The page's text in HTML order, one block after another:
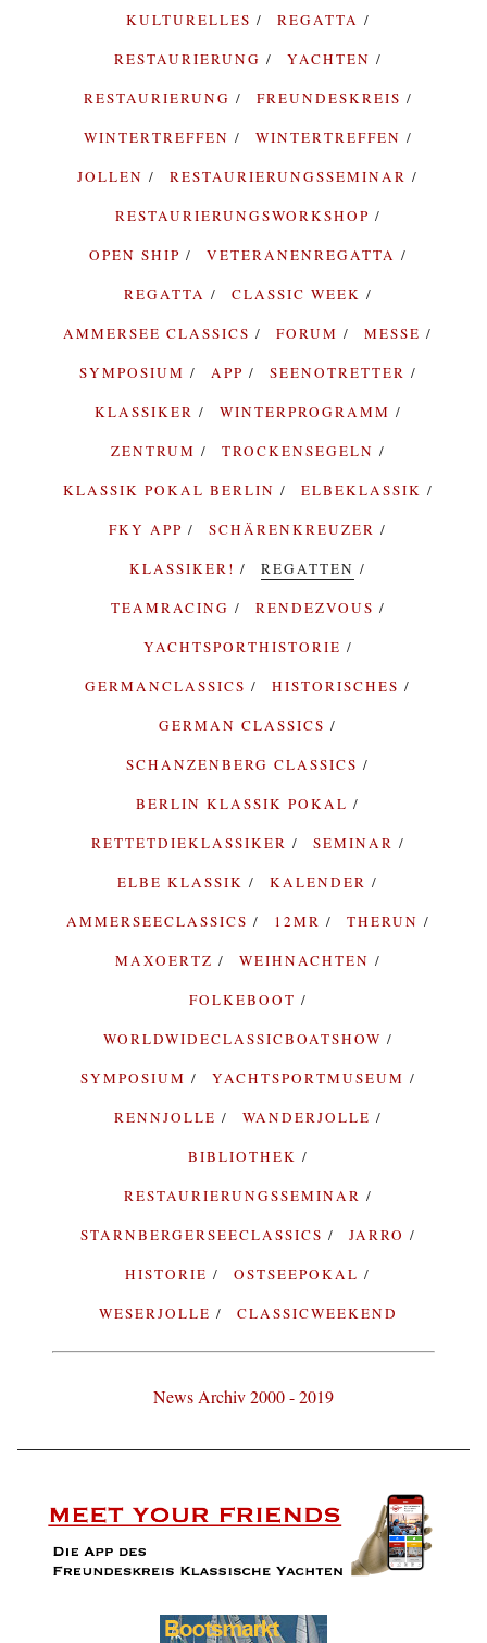
KULTURELLES
REGATTA
RESTAURIERUNG
YACHTEN
RESTAURIERUNG
FREUNDESKREIS
WINTERTREFFEN
WINTERTREFFEN
JOLLEN
RESTAURIERUNGSSEMINAR
RESTAURIERUNGSWORKSHOP
OPEN SHIP
VETERANENREGATTA
REGATTA
CLASSIC WEEK
AMMERSEE CLASSICS
FORUM
MESSE
SYMPOSIUM
APP
SEENOTRETTER
KLASSIKER
WINTERPROGRAMM
ZENTRUM
TROCKENSEGELN
KLASSIK POKAL BERLIN
ELBEKLASSIK
FKY APP
SCHÄRENKREUZER
KLASSIKER!
REGATTEN
TEAMRACING
RENDEZVOUS
YACHTSPORTHISTORIE
GERMANCLASSICS
HISTORISCHES
GERMAN CLASSICS
SCHANZENBERG CLASSICS
BERLIN KLASSIK POKAL
RETTETDIEKLASSIKER
SEMINAR
ELBE KLASSIK
KALENDER
AMMERSEECLASSICS
12MR
THERUN
MAXOERTZ
WEIHNACHTEN
FOLKEBOOT
WORLDWIDECLASSICBOATSHOW
SYMPOSIUM
YACHTSPORTMUSEUM
RENNJOLLE
WANDERJOLLE
BIBLIOTHEK
RESTAURIERUNGSSEMINAR
STARNBERGERSEECLASSICS
JARRO
HISTORIE
OSTSEEPOKAL
WESERJOLLE
CLASSICWEEKEND
News Archiv 2000 - 2019